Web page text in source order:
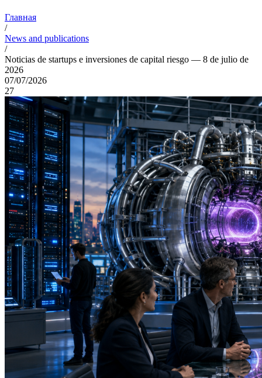
Главная
/
News and publications
/
Noticias de startups e inversiones de capital riesgo — 8 de julio de
2026
07/07/2026
27